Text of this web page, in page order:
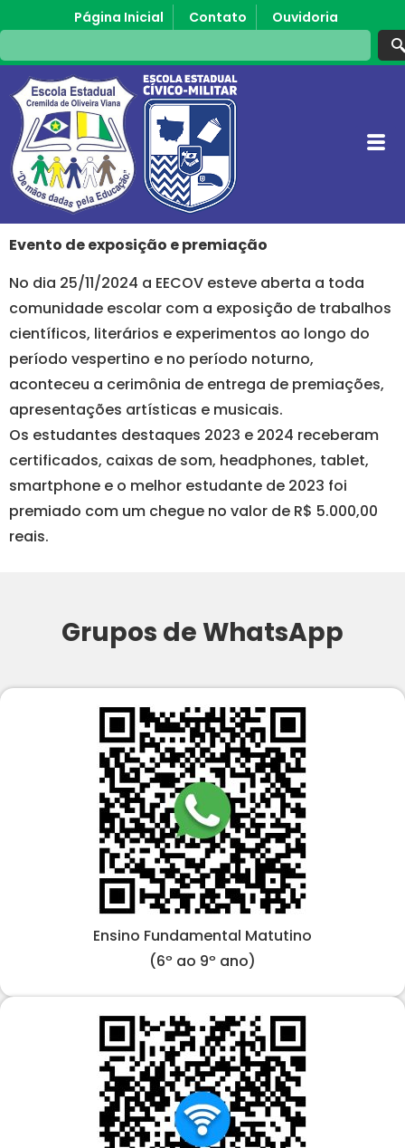
Página Inicial Contato Ouvidoria
Evento de exposição e premiação
No dia 25/11/2024 a EECOV esteve aberta a toda
comunidade escolar com a exposição de trabalhos
científicos, literários e experimentos ao longo do
período vespertino e no período noturno,
aconteceu a cerimônia de entrega de premiações,
apresentações artísticas e musicais.
Os estudantes destaques 2023 e 2024 receberam
certificados, caixas de som, headphones, tablet,
smartphone e o melhor estudante de 2023 foi
premiado com um chegue no valor de R$ 5.000,00
reais.
Grupos de WhatsApp
Ensino Fundamental Matutino
(6º ao 9º ano)